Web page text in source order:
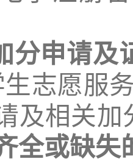
分申请及
生志愿服
及相关
全或缺失